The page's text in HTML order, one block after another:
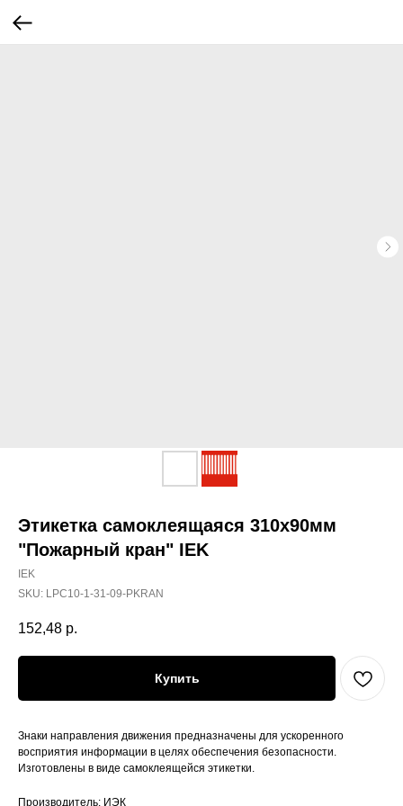
Этикетка самоклеящаяся 310х90мм
"Пожарный кран" IEK
IEK
SKU: LPC10-1-31-09-PKRAN
152,48 р.
Купить
Знаки направления движения предназначены для ускоренного
восприятия информации в целях обеспечения безопасности.
Изготовлены в виде самоклеящейся этикетки.
Производитель: ИЭК